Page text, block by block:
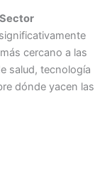
cercano a las
salud, tecnología
dónde yacen las